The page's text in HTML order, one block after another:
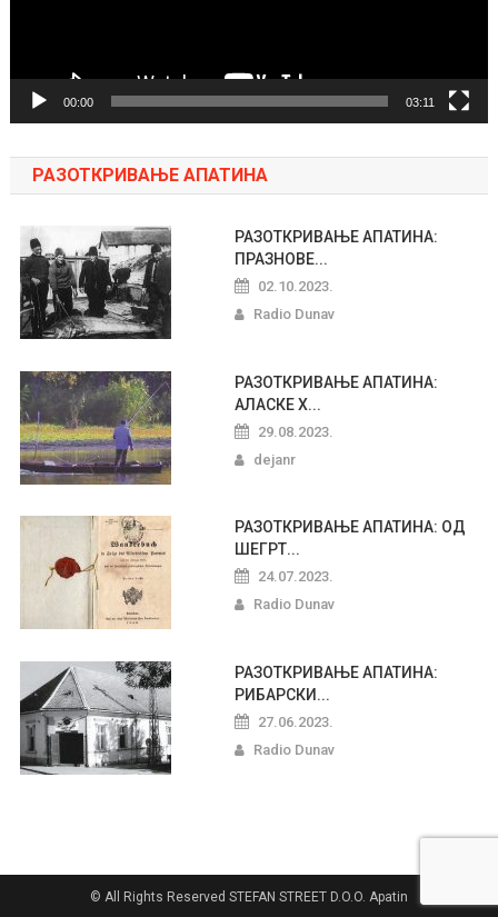
00:00 03:11
РАЗОТКРИВАЊЕ АПАТИНА
РАЗОТКРИВАЊЕ АПАТИНА:
ПРАЗНОВЕ...
02.10.2023.
Radio Dunav
РАЗОТКРИВАЊЕ АПАТИНА:
АЛАСКЕ Х...
29.08.2023.
dejanr
РАЗОТКРИВАЊЕ АПАТИНА: ОД
ШЕГРТ...
24.07.2023.
Radio Dunav
РАЗОТКРИВАЊЕ АПАТИНА:
РИБАРСКИ...
27.06.2023.
Radio Dunav
© All Rights Reserved STEFAN STREET D.O.O. Apatin